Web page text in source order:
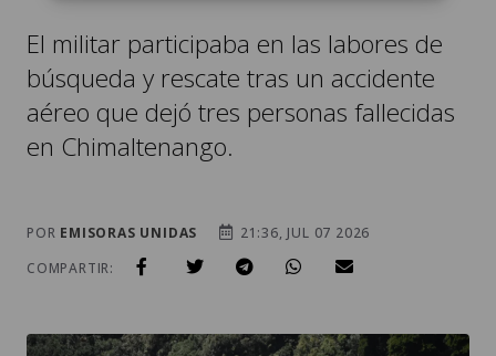
El militar participaba en las labores de
búsqueda y rescate tras un accidente
aéreo que dejó tres personas fallecidas
en Chimaltenango.
POR EMISORAS UNIDAS
21:36, JUL 07 2026
COMPARTIR: